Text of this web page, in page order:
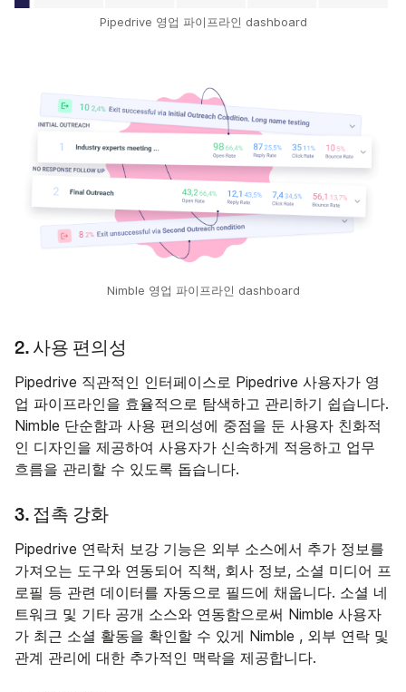
Pipedrive 영업 파이프라인 dashboard
Nimble 영업 파이프라인 dashboard
2. 사용 편의성
Pipedrive 직관적인 인터페이스로 Pipedrive 사용자가 영
업 파이프라인을 효율적으로 탐색하고 관리하기 쉽습니다.
Nimble 단순함과 사용 편의성에 중점을 둔 사용자 친화적
인 디자인을 제공하여 사용자가 신속하게 적응하고 업무
흐름을 관리할 수 있도록 돕습니다.
3. 접촉 강화
Pipedrive 연락처 보강 기능은 외부 소스에서 추가 정보를
가져오는 도구와 연동되어 직책, 회사 정보, 소셜 미디어 프
로필 등 관련 데이터를 자동으로 필드에 채웁니다. 소셜 네
트워크 및 기타 공개 소스와 연동함으로써 Nimble 사용자
가 최근 소셜 활동을 확인할 수 있게 Nimble , 외부 연락 및
관계 관리에 대한 추가적인 맥락을 제공합니다.